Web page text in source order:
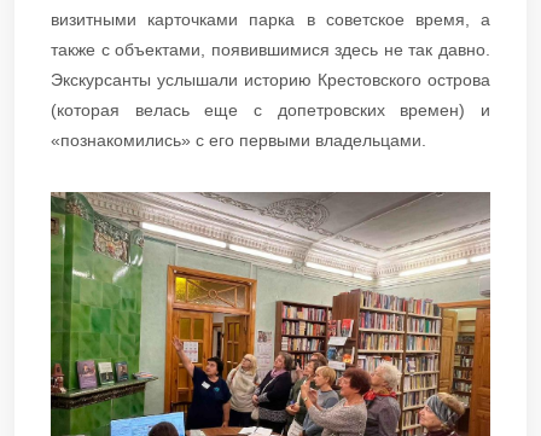
визитными карточками парка в советское время, а
также с объектами, появившимися здесь не так давно.
Экскурсанты услышали историю Крестовского острова
(которая велась еще с допетровских времен) и
«познакомились» с его первыми владельцами.